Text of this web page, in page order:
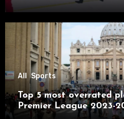
All Sports
Top 5 most overrated
Premier League 2023-